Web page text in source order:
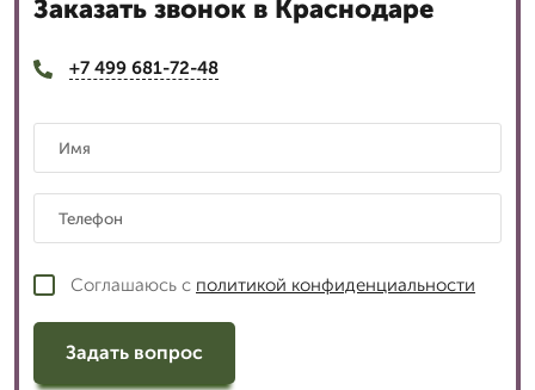
Заказать звонок в Краснодаре
+7 499 681-72-48
Соглашаюсь с политикой конфиденциальности
Задать вопрос